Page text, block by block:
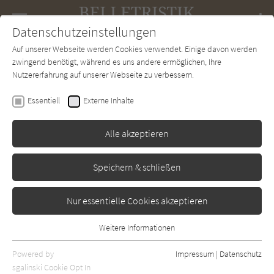
SUCHE Forum Charts Newsletter
Georgia Kaufmann
Die Schneiderin von Paris
Erschienen: Oktober 2021 Bibliogr. Angaben
Datenschutzeinstellungen
Auf unserer Webseite werden Cookies verwendet. Einige davon werden
zwingend benötigt, während es uns andere ermöglichen, Ihre
Nutzererfahrung auf unserer Webseite zu verbessern.
Essentiell Externe Inhalte
Alle akzeptieren
Speichern & schließen
Nur essentielle Cookies akzeptieren
Essentielle Cookies werden für grundlegende Funktionen der
Webseite benötigt. Dadurch ist gewährleistet, dass die Webseite
Weitere Informationen
Powered by
sgalinski Cookie Opt In
Impressum | Datenschutz